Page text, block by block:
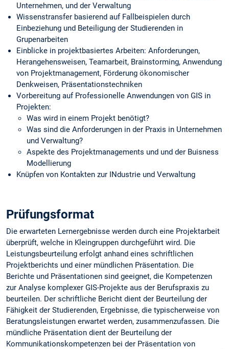
Unternehmen, und der Verwaltung
Wissenstransfer basierend auf Fallbeispielen durch
Einbeziehung und Beteiligung der Studierenden in
Grupenarbeiten
Einblicke in projektbasiertes Arbeiten: Anforderungen,
Herangehensweisen, Teamarbeit, Brainstorming, Anwendung
von Projektmanagement, Förderung ökonomischer
Denkweisen, Präsentationstechniken
Vorbereitung auf Professionelle Anwendungen von GIS in
Projekten:
Was wird in einem Projekt benötigt?
Was sind die Anforderungen in der Praxis in Unternehmen
und Verwaltung?
Aspekte des Projektmanagements und und der Buisness
Modellierung
Knüpfen von Kontakten zur INdustrie und Verwaltung
Prüfungsformat
Die erwarteten Lernergebnisse werden durch eine Projektarbeit
überprüft, welche in Kleingruppen durchgeführt wird. Die
Leistungsbeurteilung erfolgt anhand eines schriftlichen
Projektberichts und einer mündlichen Präsentation. Die
Berichte und Präsentationen sind geeignet, die Kompetenzen
zur Analyse komplexer GIS-Projekte aus der Berufspraxis zu
beurteilen. Der schriftliche Bericht dient der Beurteilung der
Fähigkeit der Studierenden, Ergebnisse, die typischerweise von
Beratungsleistungen erwartet werden, zusammenzufassen. Die
mündliche Präsentation dient der Beurteilung der
Kommunikationskompetenzen bei der Präsentation von